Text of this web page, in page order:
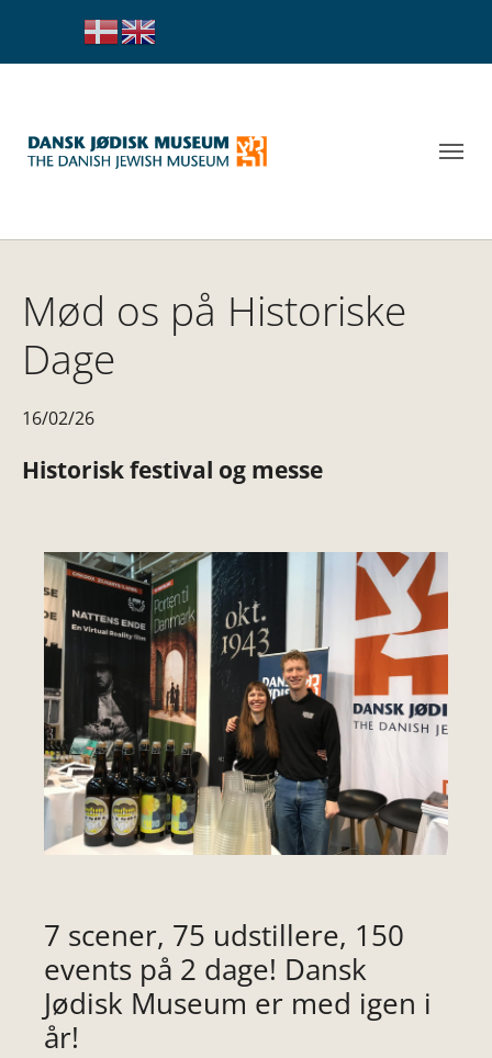
Mød os på Historiske
Dage
16/02/26
Historisk festival og messe
7 scener, 75 udstillere, 150
events på 2 dage! Dansk
Jødisk Museum er med igen i
år!